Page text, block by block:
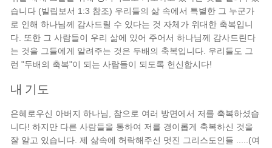
습니다 (빌립보서 1:3 참조) 우리들의 삶 속에서 특별한 그 누군가
로 인해 하나님께 감사드릴 수 있다는 것 자체가 위대한 축복입니
다. 또한 그 사람들이 우리 삶에 있어 주어서 하나님께 감사드린다
는 것을 그들에게 알려주는 것은 두배의 축복입니다. 우리들도 그
런 "두배의 축복"이 되는 사람들이 되도록 헌신합시다!
내 기도
은혜로우신 아버지 하나님, 참으로 여러 방면에서 저를 축복하셨습
니다! 하지만 다른 사람들을 통하여 저를 경이롭게 축복하신 것을
잘 알고 있습니다. 제 삶속에 허락해주신 멋진 그리스도인들 .....(여